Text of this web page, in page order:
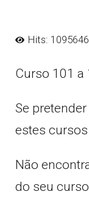
Hits: 1095646
Curso 101 a
Se
estes
Não
do seu